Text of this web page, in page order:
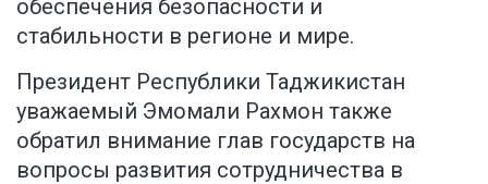
обеспечения безопасности и
стабильности в регионе и мире.
Президент Республики Таджикистан
уважаемый Эмомали Рахмон также
обратил внимание глав государств на
вопросы развития сотрудничества в